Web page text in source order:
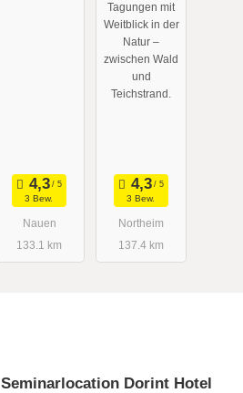
3 Bew.
Nauen
133.1 km
Tagungen mit
Weitblick in der
Natur –
zwischen Wald
und
Teichstrand.
3 Bew.
Northeim
137.4 km
Seminarlocation Dorint Hotel